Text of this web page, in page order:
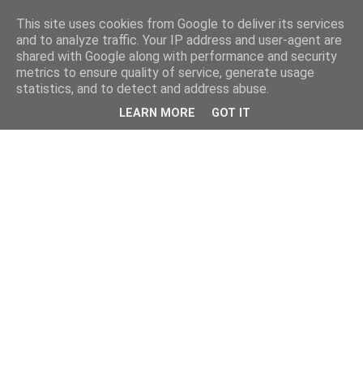
This site uses cookies from Google to deliver its services
and to analyze traffic. Your IP address and user-agent are
shared with Google along with performance and security
metrics to ensure quality of service, generate usage
statistics, and to detect and address abuse.
LEARN MORE GOT IT